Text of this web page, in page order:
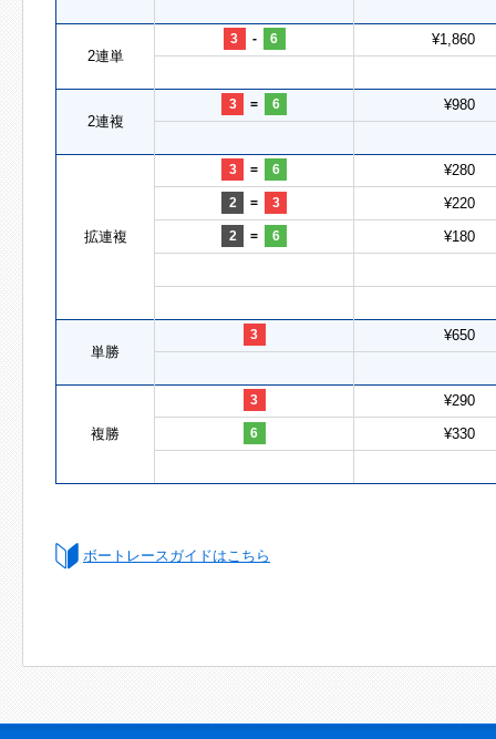
2連単
3 - 6 ¥1,860
2連複
3 = 6 ¥980
拡連複
3 = 6 ¥280
2 = 3 ¥220
2 = 6 ¥180
単勝
3 ¥650
複勝
3 ¥290
6 ¥330
ボートレースガイドはこちら